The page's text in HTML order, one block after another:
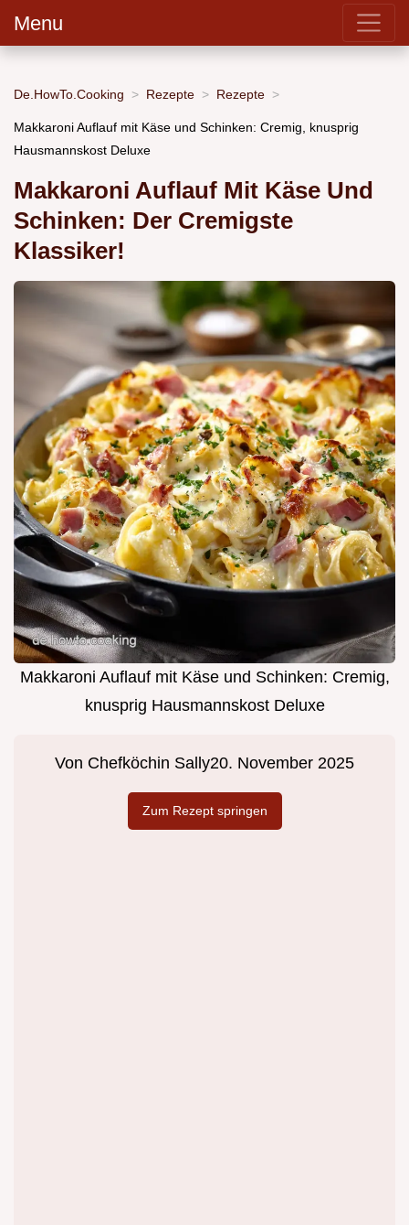
Menu
De.HowTo.Cooking Rezepte Rezepte
Makkaroni Auflauf mit Käse und Schinken: Cremig, knusprig
Hausmannskost Deluxe
Makkaroni Auflauf Mit Käse Und
Schinken: Der Cremigste
Klassiker!
Makkaroni Auflauf mit Käse und Schinken: Cremig,
knusprig Hausmannskost Deluxe
Von Chefköchin Sally20. November 2025
Zum Rezept springen